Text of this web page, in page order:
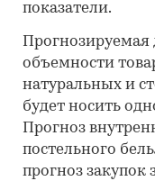
показатели.
объемности
натуральных и
будет носить
Прогноз
постельного
прогноз